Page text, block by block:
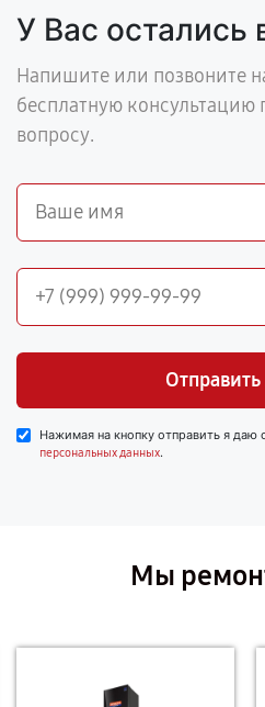
У Вас остались
Напишите или позвоните
бесплатную
вопросу.
Отправить
Нажимая на кнопку отправить я даю
персональных данных.
Мы